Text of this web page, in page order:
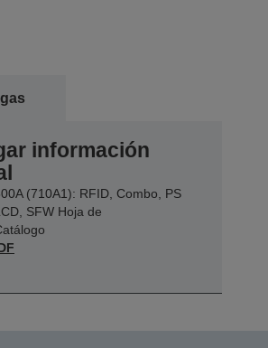
información
(710A1): RFID, Combo, PS
SFW Hoja de